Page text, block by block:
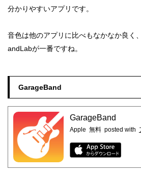
分かりやすいアプリです。
音色は他のアプリに比べもなかなか良く
andLabが一番ですね。
GarageBand
GarageBand
Apple 無料 posted with